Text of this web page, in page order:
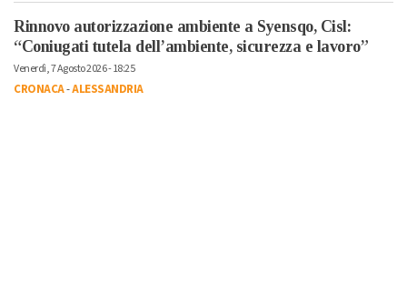
Rinnovo autorizzazione ambiente a Syensqo, Cisl:
“Coniugati tutela dell’ambiente, sicurezza e lavoro”
Venerdì, 7 Agosto 2026 - 18:25
CRONACA-ALESSANDRIA